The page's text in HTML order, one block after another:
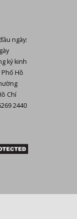
ngày:
ký kinh
Hồ
Chí
2440